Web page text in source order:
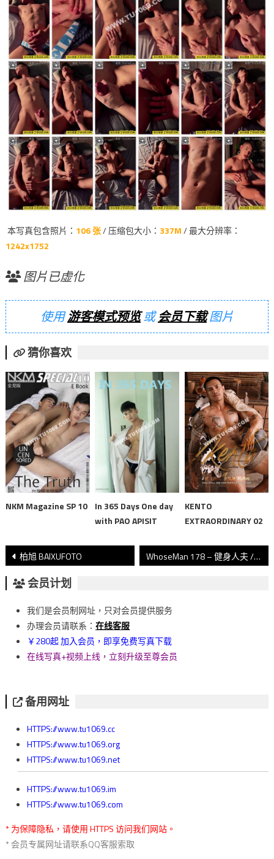
本写真包含照片： 106 张/ 压缩包大小： 337M/ 最大分辨率：
1242x1752
图片已虚化
使用游客模式预览或会员下载图片
猜你喜欢
NKM Magazine SP 10
In 365 Days One day
with PAO APISIT
KENTO
EXTRAORDINARY 02
文
章
導
覽
柏旭 BAIXUFOTO WhoseMan 178 – 健身人夫 / 歐教練
会员计划
我们是会员制网址，只对会员提供服务
办理会员请联系： 在线客服
￥280起 加入会员，即享免费写真下载
在线写真+视频上线，立刻升级至尊会员
备用网址
HTTPS://www.tu1069.cc
HTTPS://www.tu1069.org
HTTPS://www.tu1069.net
HTTPS://www.tu1069.im
HTTPS://www.tu1069.com
* 为保障隐私，请使用 HTTPS 访问我们网站。
* 会员专属网址请联系QQ客服索取